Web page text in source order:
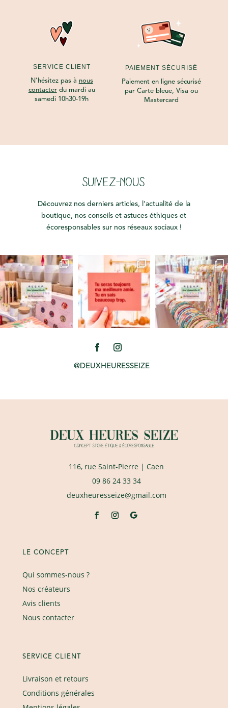
SERVICE CLIENT
N’hésitez pas à nous
contacterdu mardi au
samedi 10h30-19h
PAIEMENT SÉCURISÉ
Paiement en ligne sécurisé
par Carte bleue, Visa ou
Mastercard
SUIVEZ-NOUS
Découvrez nos derniers articles, l’actualité de la
boutique, nos conseils et astuces éthiques et
écoresponsables sur nos réseaux sociaux !
@DEUXHEURESSEIZE
116, rue Saint-Pierre | Caen
09 86 24 33 34
deuxheuresseize@gmail.com
LE CONCEPT
Qui sommes-nous ?
Nos créateurs
Avis clients
Nous contacter
SERVICE CLIENT
Livraison et retours
Conditions générales